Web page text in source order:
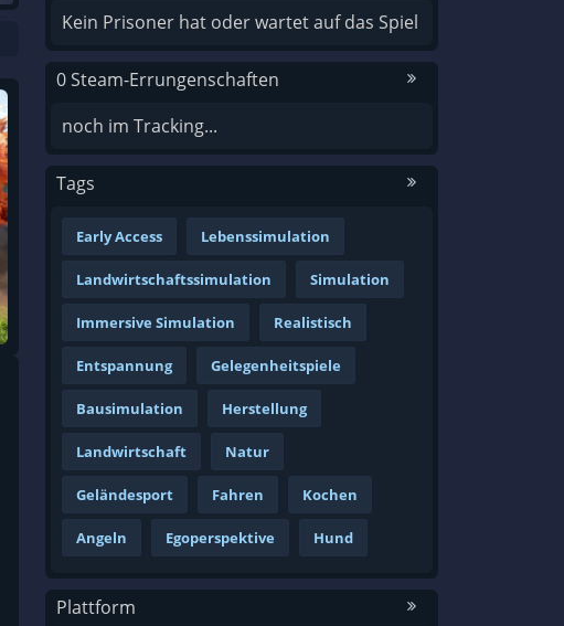
Kein Prisoner hat oder wartet auf das Spiel
0 Steam-Errungenschaften
noch im Tracking...
Tags
Early Access Lebenssimulation
Landwirtschaftssimulation Simulation
Immersive Simulation Realistisch
Entspannung Gelegenheitspiele
Bausimulation Herstellung
Landwirtschaft Natur
Geländesport Fahren Kochen
Angeln Egoperspektive Hund
Plattform